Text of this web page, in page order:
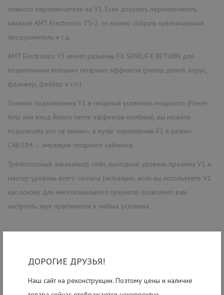
ДОРОГИЕ ДРУЗЬЯ!
Наш сайт на реконструкции. Поэтому цены и наличие
ножного переключателя на V1. Если докупить переключатель
каналов AMT Electronics TS-2, то можно собрать трёхканальный
предусилитель и т.д.
AMT Electronics V1 имеет разъёмы FX SEND/FX RETURN для
подключения внешних гитарных эффектов (ревер,дилей, хорус,
флэнжер, фейзер и т.п.)
Помимо подключения V1 в гитарный усилитель мощности (Power
Amp или вход Return петли эффектов комбика), вы можете
подключать его «в линию», в пульт, переключив F1 в режим
CAB.SIM. – эмуляции гитарного кабинета.
Трёхполосный эквалайзер, гейн, выходной уровень преампа V1 и
мастер уровень всего сигнала (актуально, если вы используете V1
как основу для многоканального преампа) позволяют вам
настроить звук практически в любых условиях.